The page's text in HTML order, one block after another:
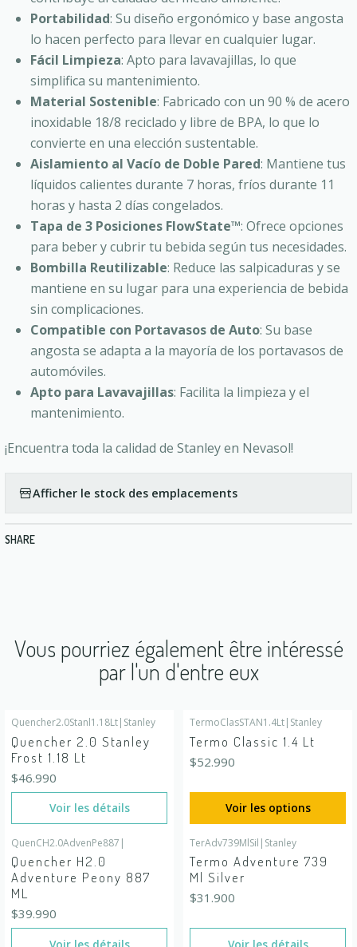
Portabilidad: Su diseño ergonómico y base angosta
lo hacen perfecto para llevar en cualquier lugar.
Fácil Limpieza: Apto para lavavajillas, lo que
simplifica su mantenimiento.
Material Sostenible: Fabricado con un 90 % de acero
inoxidable 18/8 reciclado y libre de BPA, lo que lo
convierte en una elección sustentable.
Aislamiento al Vacío de Doble Pared: Mantiene tus
líquidos calientes durante 7 horas, fríos durante 11
horas y hasta 2 días congelados.
Tapa de 3 Posiciones FlowState™: Ofrece opciones
para beber y cubrir tu bebida según tus necesidades.
Bombilla Reutilizable: Reduce las salpicaduras y se
mantiene en su lugar para una experiencia de bebida
sin complicaciones.
Compatible con Portavasos de Auto: Su base
angosta se adapta a la mayoría de los portavasos de
automóviles.
Apto para Lavavajillas: Facilita la limpieza y el
mantenimiento.
¡Encuentra toda la calidad de Stanley en Nevasol!
Afficher le stock des emplacements
SHARE
Vous pourriez également être intéressé
par l'un d'entre eux
Quencher2.0Stanl1.18Lt| Stanley
Quencher 2.0 Stanley
Frost 1.18 Lt
$46.990
Voir les détails
TermoClasSTAN1.4Lt| Stanley
Termo Classic 1.4 Lt
$52.990
Voir les options
QuenCH2.0AdvenPe887 |
Quencher H2.0
Adventure Peony 887
ML
$39.990
Voir les détails
En rupture de stock
TerAdv739MlSil | Stanley
Termo Adventure 739
Ml Silver
$31.900
Voir les détails